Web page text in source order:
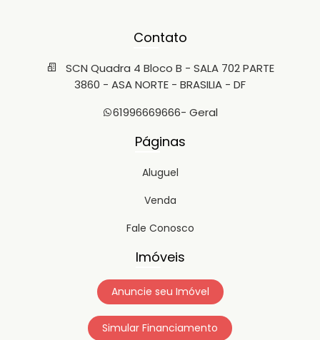
Contato
SCN Quadra 4 Bloco B - SALA 702 PARTE
3860 - ASA NORTE - BRASILIA - DF
61996669666- Geral
Páginas
Aluguel
Venda
Fale Conosco
Imóveis
Anuncie seu Imóvel
Simular Financiamento